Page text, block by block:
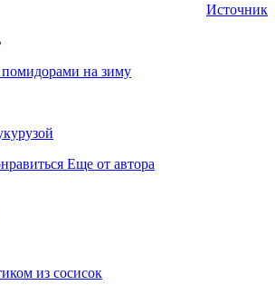
Источник
на зиму
Еще от автора
из сосисок